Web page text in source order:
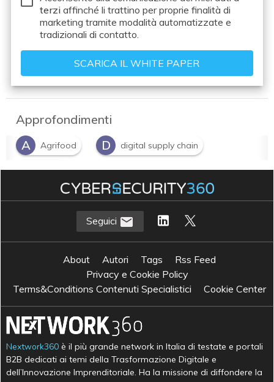
terzi affinché li trattino per proprie finalità di
marketing tramite modalità automatizzate e
tradizionali di contatto.
Approfondimenti
A
Agrifood D digital supply chain
P PNNR
Seguici
About Autori Tags
Rss Feed
Privacy e Cookie Policy
Terms&Conditions Contenuti Specialistici
Cookie Center
Nextwork360 è il più grande network in Italia di testate e portali
B2B dedicati ai temi della Trasformazione Digitale e
dell’Innovazione Imprenditoriale. Ha la missione di diffondere la